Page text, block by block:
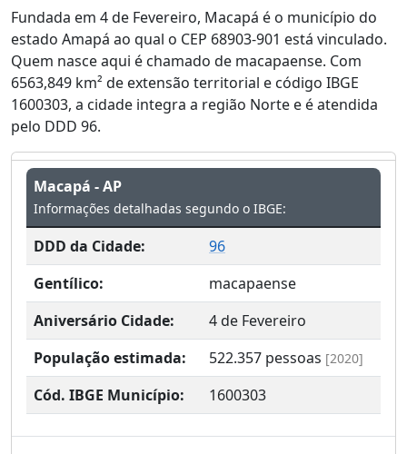
Fundada em 4 de Fevereiro, Macapá é o município do
estado Amapá ao qual o CEP 68903-901 está vinculado.
Quem nasce aqui é chamado de macapaense. Com
6563,849 km² de extensão territorial e código IBGE
1600303, a cidade integra a região Norte e é atendida
pelo DDD 96.
Macapá - AP
Informações detalhadas segundo o IBGE:
DDD da Cidade:
96
Gentílico:
macapaense
Aniversário Cidade:
4 de Fevereiro
População estimada:
522.357 pessoas [2020]
Cód. IBGE Município: 1600303